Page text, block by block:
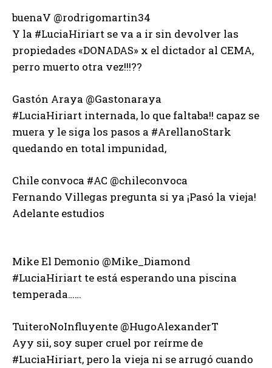
buenaV ‏@rodrigomartin34
Y la #LuciaHiriart se va a ir sin devolver las
propiedades «DONADAS» x el dictador al CEMA,
perro muerto otra vez!!!??
Gastón Araya ‏@Gastonaraya
#LuciaHiriart internada, lo que faltaba!! capaz se
muera y le siga los pasos a #ArellanoStark
quedando en total impunidad,
Chile convoca #AC ‏@chileconvoca
Fernando Villegas pregunta si ya ¡Pasó la vieja!
Adelante estudios
Mike El Demonio ‏@Mike_Diamond
#LuciaHiriart te está esperando una piscina
temperada……
TuiteroNoInfluyente ‏@HugoAlexanderT
Ayy sii, soy super cruel por reírme de
#LuciaHiriart, pero la vieja ni se arrugó cuando